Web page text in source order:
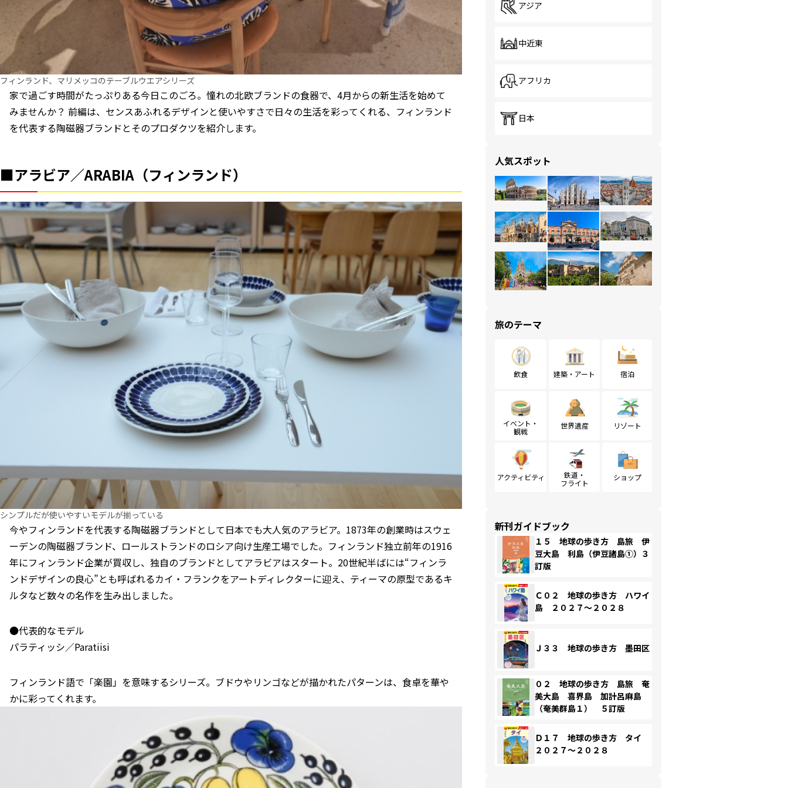
フィンランド、マリメッコのテーブルウエアシリーズ
家で過ごす時間がたっぷりある今日このごろ。憧れの北欧ブランドの食器で、4月からの新生活を始めて
みませんか？ 前編は、センスあふれるデザインと使いやすさで日々の生活を彩ってくれる、フィンランド
を代表する陶磁器ブランドとそのプロダクツを紹介します。
■アラビア／ARABIA（フィンランド）
シンプルだが使いやすいモデルが揃っている
今やフィンランドを代表する陶磁器ブランドとして日本でも大人気のアラビア。1873年の創業時はスウェ
ーデンの陶磁器ブランド、ロールストランドのロシア向け生産工場でした。フィンランド独立前年の1916
年にフィンランド企業が買収し、独自のブランドとしてアラビアはスタート。20世紀半ばには“フィンラ
ンドデザインの良心”とも呼ばれるカイ・フランクをアートディレクターに迎え、ティーマの原型であるキ
ルタなど数々の名作を生み出しました。
●代表的なモデル
パラティッシ／Paratiisi
フィンランド語で「楽園」を意味するシリーズ。ブドウやリンゴなどが描かれたパターンは、食卓を華や
かに彩ってくれます。
アジア
中近東
アフリカ
日本
人気スポット
旅のテーマ
飲食 建築・アート 宿泊
イベント・
観戦
世界遺産 リゾート
アクティビティ
鉄道・
フライト
ショップ
新刊ガイドブック
１５ 地球の歩き方 島旅 伊
豆大島 利島（伊豆諸島①）３
訂版
Ｃ０２ 地球の歩き方 ハワイ
島 ２０２７～２０２８
Ｊ３３ 地球の歩き方 墨田区
０２ 地球の歩き方 島旅 奄
美大島 喜界島 加計呂麻島
（奄美群島１） ５訂版
Ｄ１７ 地球の歩き方 タイ
２０２７～２０２８